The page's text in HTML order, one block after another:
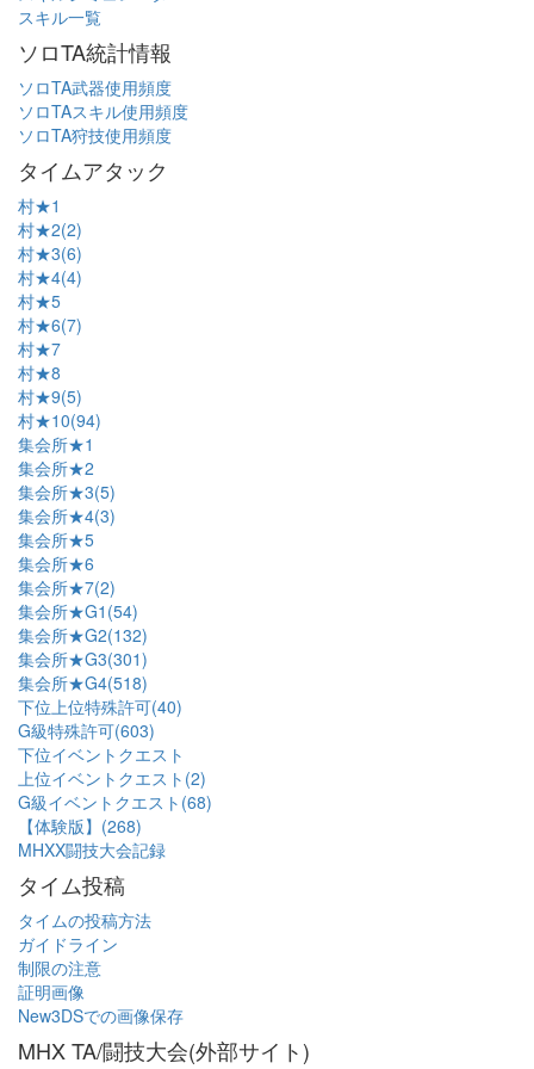
スキル一覧
ソロTA統計情報
ソロTA武器使用頻度
ソロTAスキル使用頻度
ソロTA狩技使用頻度
タイムアタック
村★1
村★2(2)
村★3(6)
村★4(4)
村★5
村★6(7)
村★7
村★8
村★9(5)
村★10(94)
集会所★1
集会所★2
集会所★3(5)
集会所★4(3)
集会所★5
集会所★6
集会所★7(2)
集会所★G1(54)
集会所★G2(132)
集会所★G3(301)
集会所★G4(518)
下位上位特殊許可(40)
G級特殊許可(603)
下位イベントクエスト
上位イベントクエスト(2)
G級イベントクエスト(68)
【体験版】(268)
MHXX闘技大会記録
タイム投稿
タイムの投稿方法
ガイドライン
制限の注意
証明画像
New3DSでの画像保存
MHX TA/闘技大会(外部サイト)